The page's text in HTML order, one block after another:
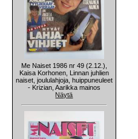
Me Naiset 1986 nr 49 (2.12.),
Kaisa Korhonen, Linnan juhlien
naiset, joululahjoja, huippuneuleet
- Krizian, Aarikka mainos
Näytä